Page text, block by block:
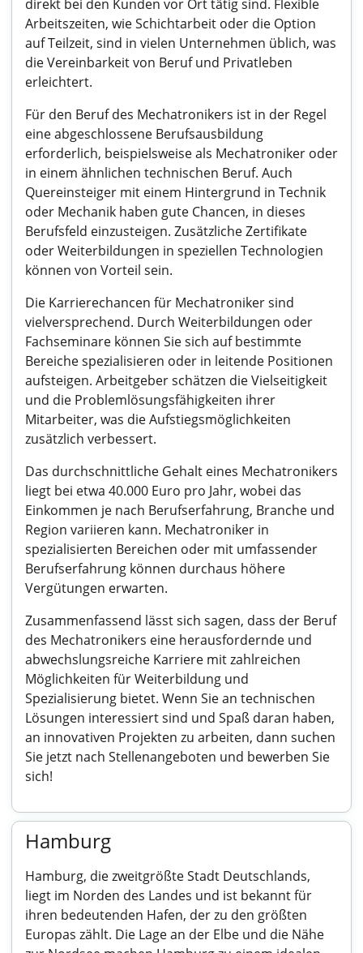
direkt bei den Kunden vor Ort tätig sind. Flexible
Arbeitszeiten, wie Schichtarbeit oder die Option
auf Teilzeit, sind in vielen Unternehmen üblich, was
die Vereinbarkeit von Beruf und Privatleben
erleichtert.
Für den Beruf des Mechatronikers ist in der Regel
eine abgeschlossene Berufsausbildung
erforderlich, beispielsweise als Mechatroniker oder
in einem ähnlichen technischen Beruf. Auch
Quereinsteiger mit einem Hintergrund in Technik
oder Mechanik haben gute Chancen, in dieses
Berufsfeld einzusteigen. Zusätzliche Zertifikate
oder Weiterbildungen in speziellen Technologien
können von Vorteil sein.
Die Karrierechancen für Mechatroniker sind
vielversprechend. Durch Weiterbildungen oder
Fachseminare können Sie sich auf bestimmte
Bereiche spezialisieren oder in leitende Positionen
aufsteigen. Arbeitgeber schätzen die Vielseitigkeit
und die Problemlösungsfähigkeiten ihrer
Mitarbeiter, was die Aufstiegsmöglichkeiten
zusätzlich verbessert.
Das durchschnittliche Gehalt eines Mechatronikers
liegt bei etwa 40.000 Euro pro Jahr, wobei das
Einkommen je nach Berufserfahrung, Branche und
Region variieren kann. Mechatroniker in
spezialisierten Bereichen oder mit umfassender
Berufserfahrung können durchaus höhere
Vergütungen erwarten.
Zusammenfassend lässt sich sagen, dass der Beruf
des Mechatronikers eine herausfordernde und
abwechslungsreiche Karriere mit zahlreichen
Möglichkeiten für Weiterbildung und
Spezialisierung bietet. Wenn Sie an technischen
Lösungen interessiert sind und Spaß daran haben,
an innovativen Projekten zu arbeiten, dann suchen
Sie jetzt nach Stellenangeboten und bewerben Sie
sich!
Hamburg
Hamburg, die zweitgrößte Stadt Deutschlands,
liegt im Norden des Landes und ist bekannt für
ihren bedeutenden Hafen, der zu den größten
Europas zählt. Die Lage an der Elbe und die Nähe